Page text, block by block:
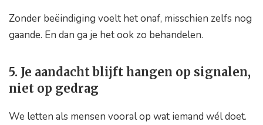
Zonder beëindiging voelt het onaf, misschien zelfs nog
gaande. En dan ga je het ook zo behandelen.
5. Je aandacht blijft hangen op signalen,
niet op gedrag
We letten als mensen vooral op wat iemand wél doet.